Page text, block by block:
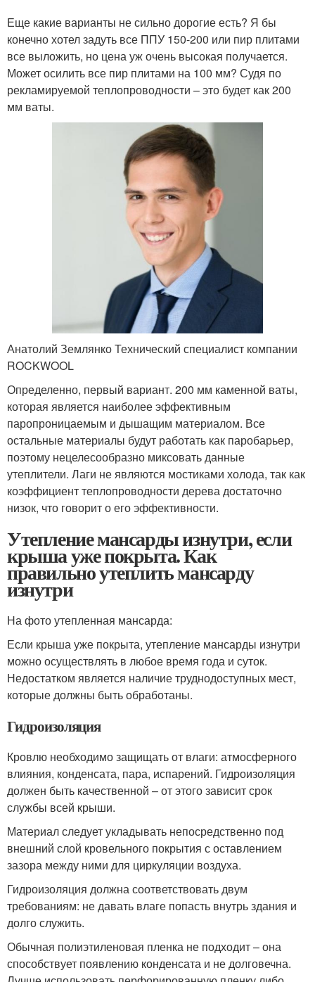
Еще какие варианты не сильно дорогие есть? Я бы
конечно хотел задуть все ППУ 150-200 или пир плитами
все выложить, но цена уж очень высокая получается.
Может осилить все пир плитами на 100 мм? Судя по
рекламируемой теплопроводности – это будет как 200
мм ваты.
Анатолий Землянко Технический специалист компании
ROCKWOOL
Определенно, первый вариант. 200 мм каменной ваты,
которая является наиболее эффективным
паропроницаемым и дышащим материалом. Все
остальные материалы будут работать как паробарьер,
поэтому нецелесообразно миксовать данные
утеплители. Лаги не являются мостиками холода, так как
коэффициент теплопроводности дерева достаточно
низок, что говорит о его эффективности.
Утепление мансарды изнутри, если
крыша уже покрыта. Как
правильно утеплить мансарду
изнутри
На фото утепленная мансарда:
Если крыша уже покрыта, утепление мансарды изнутри
можно осуществлять в любое время года и суток.
Недостатком является наличие труднодоступных мест,
которые должны быть обработаны.
Гидроизоляция
Кровлю необходимо защищать от влаги: атмосферного
влияния, конденсата, пара, испарений. Гидроизоляция
должен быть качественной – от этого зависит срок
службы всей крыши.
Материал следует укладывать непосредственно под
внешний слой кровельного покрытия с оставлением
зазора между ними для циркуляции воздуха.
Гидроизоляция должна соответствовать двум
требованиям: не давать влаге попасть внутрь здания и
долго служить.
Обычная полиэтиленовая пленка не подходит – она
способствует появлению конденсата и не долговечна.